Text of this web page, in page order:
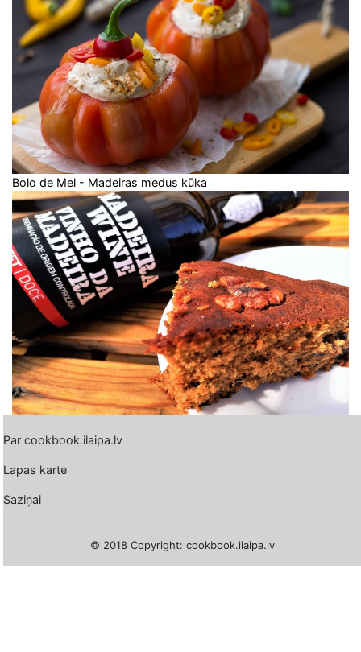
Bolo de Mel - Madeiras medus kūka
Par cookbook.ilaipa.lv
Lapas karte
Saziņai
© 2018 Copyright: cookbook.ilaipa.lv